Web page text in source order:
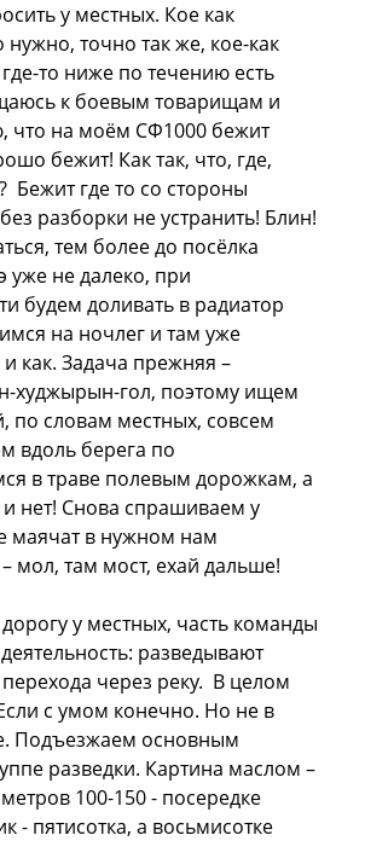
у местных. Кое как
точно так же, кое-как
то ниже по течению есть
к боевым товарищам и
что на моём СФ1000 бежит
бежит! Как так, что, где,
Бежит где то со стороны
разборки не устранить! Блин!
тем более до посёлка
уже не далеко, при
будем доливать в радиатор
на ночлег и там уже
и как. Задача прежняя –
худжырын-гол, поэтому ищем
по словам местных, совсем
вдоль берега по
в траве полевым дорожкам, а
и нет! Снова спрашиваем у
маячат в нужном нам
мол, там мост, ехай дальше!
у местных, часть команды
разведывают
через реку. В целом
с умом конечно. Но не в
Подъезжаем основным
разведки. Картина маслом –
100-150 - посередке
- пятисотка, а восьмисотке